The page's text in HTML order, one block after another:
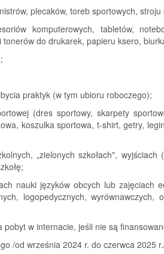
plecaków, toreb sportowych,
komputerowych, tabletów,
do drukarek, papieru ksero,
praktyk (w tym ubioru roboczego);
(dres sportowy, skarpety
koszulka sportowa, t-shirt, getry,
„zielonych szkołach",
nauki języków obcych lub zajęciach
logopedycznych,
pobyt w internacie, jeśli nie są
/od września 2024 r. do czerwca 2025